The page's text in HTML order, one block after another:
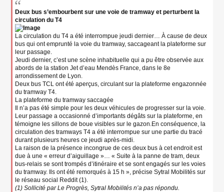
Deux bus s’embourbent sur une voie de tramway et perturbent la
circulation du T4
La circulation du T4 a été interrompue jeudi dernier… À cause de deux
bus qui ont emprunté la voie du tramway, saccageant la plateforme sur
leur passage.
Jeudi dernier, c’est une scène inhabituelle qui a pu être observée aux
abords de la station Jet d’eau Mendès France, dans le 8e
arrondissement de Lyon.
Deux bus TCL ont été aperçus, circulant sur la plateforme engazonnée
du tramway T4.
La plateforme du tramway saccagée
Il n’a pas été simple pour les deux véhicules de progresser sur la voie.
Leur passage a occasionné d’importants dégâts sur la plateforme, en
témoigne les sillons de boue visibles sur le gazon.En conséquence, la
circulation des tramways T4 a été interrompue sur une partie du tracé
durant plusieurs heures ce jeudi après-midi.
La raison de la présence incongrue de ces deux bus à cet endroit est
due à une « erreur d’aiguillage »… « Suite à la panne de tram, deux
bus-relais se sont trompés d’itinéraire et se sont engagés sur les voies
du tramway. Ils ont été remorqués à 15 h », précise Sytral Mobilités sur
le réseau social Reddit (1).
(1) Sollicité par Le Progrès, Sytral Mobilités n’a pas répondu.